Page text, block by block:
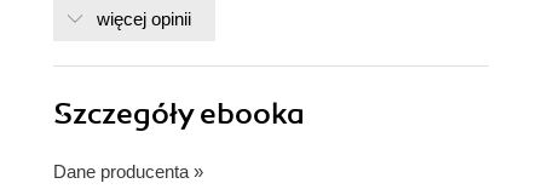
więcej opinii
Szczegółyebooka
Dane producenta »